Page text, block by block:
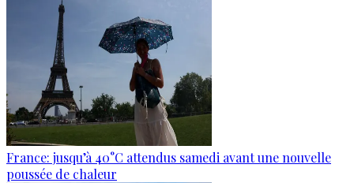
France: jusqu’à 40°C attendus samedi avant une nouvelle
poussée de chaleur